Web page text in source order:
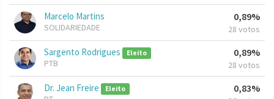
Marcelo Martins
SOLIDARIEDADE
0,89%
28 votos
Sargento Rodrigues Eleito
PTB
0,89%
28 votos
Dr. Jean Freire Eleito 0,83%